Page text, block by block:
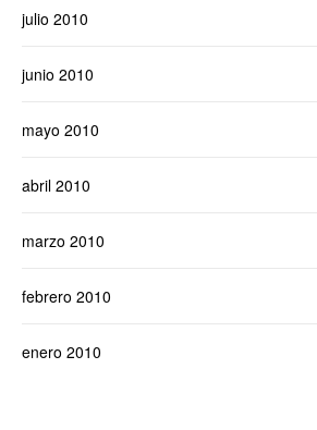
julio 2010
junio 2010
mayo 2010
abril 2010
marzo 2010
febrero 2010
enero 2010